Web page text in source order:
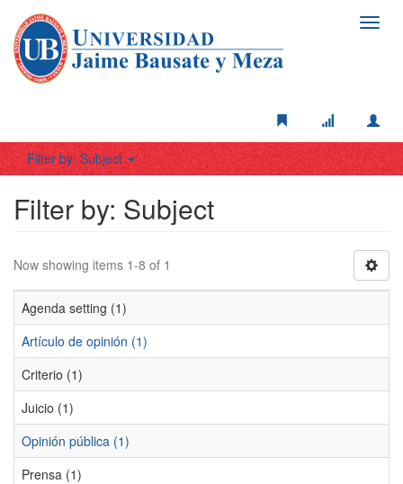
Filter by: Subject
Filter by: Subject
Now showing items 1-8 of 1
Agenda setting (1)
Artículo de opinión (1)
Criterio (1)
Juicio (1)
Opinión pública (1)
Prensa (1)